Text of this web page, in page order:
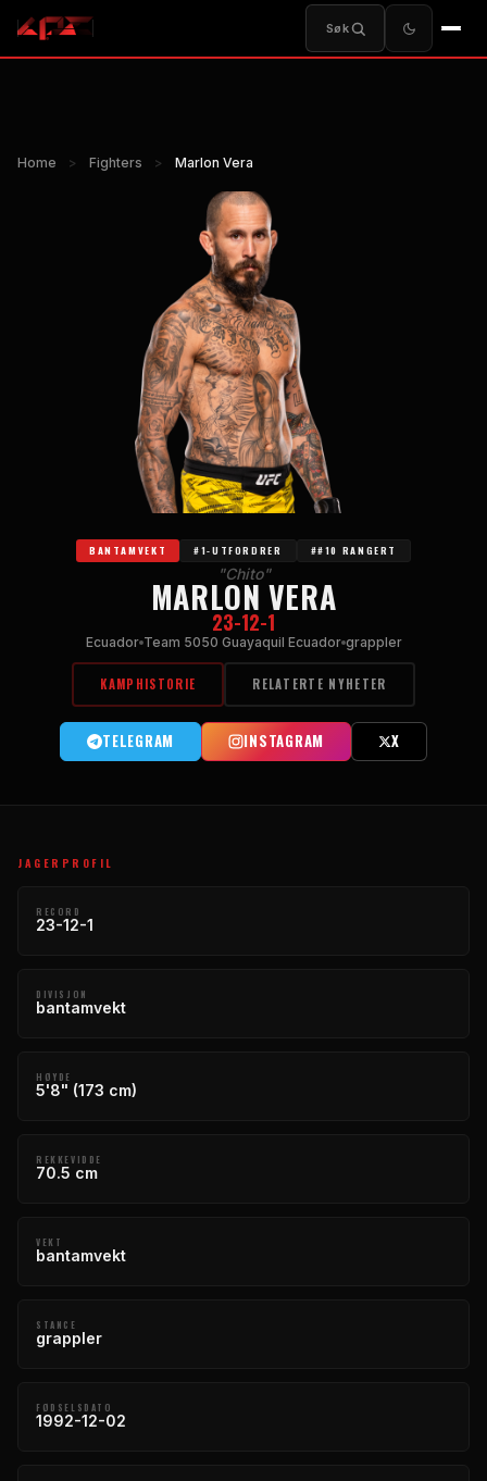
Søk
Home > Fighters > Marlon Vera
BANTAMVEKT #1-UTFORDRER ##10 RANGERT
"Chito"
MARLON VERA
23-12-1
Ecuador Team 5050 Guayaquil Ecuador grappler
KAMPHISTORIE RELATERTE NYHETER
TELEGRAM INSTAGRAM X
JAGERPROFIL
RECORD
23-12-1
DIVISJON
bantamvekt
HØYDE
5'8" (173 cm)
REKKEVIDDE
70.5 cm
VEKT
bantamvekt
STANCE
grappler
FØDSELSDATO
1992-12-02